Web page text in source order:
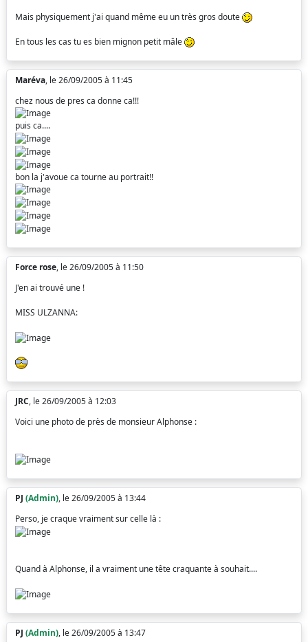
Mais physiquement j'ai quand même eu un très gros doute
En tous les cas tu es bien mignon petit mâle
Maréva, le 26/09/2005 à 11:45
chez nous de pres ca donne ca!!!
puis ca....
bon la j'avoue ca tourne au portrait!!
Force rose, le 26/09/2005 à 11:50
J'en ai trouvé une !
MISS ULZANNA:
JRC, le 26/09/2005 à 12:03
Voici une photo de près de monsieur Alphonse :
PJ (Admin), le 26/09/2005 à 13:44
Perso, je craque vraiment sur celle là :
Quand à Alphonse, il a vraiment une tête craquante à souhait....
PJ (Admin), le 26/09/2005 à 13:47